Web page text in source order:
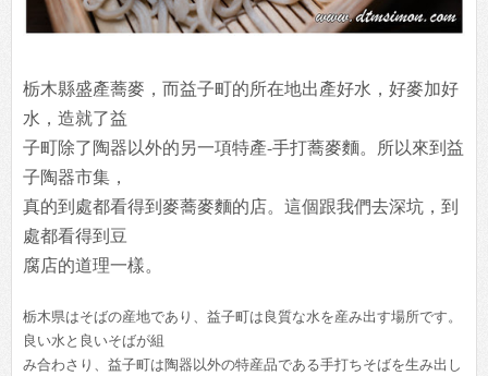
栃木縣盛產蕎麥，而益子町的所在地出產好水，好麥加好
水，造就了益
子町除了陶器以外的另一項特產-手打蕎麥麵。所以來到益
子陶器市集，
真的到處都看得到麥蕎麥麵的店。這個跟我們去深坑，到
處都看得到豆
腐店的道理一樣。
栃木県はそばの産地であり、益子町は良質な水を産み出す場所です。
良い水と良いそばが組
み合わさり、益子町は陶器以外の特産品である手打ちそばを生み出し